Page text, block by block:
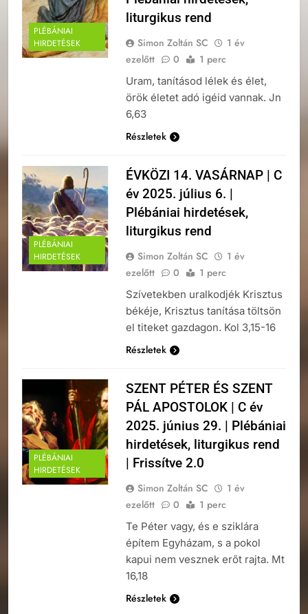
PLÉBÁNIAI
HIRDETÉSEK
liturgikus rend
Simon Zoltán SC
1 év
ezelőtt
0 1 perc
Uram, tanításod lélek és élet,
örök életet adó igéid vannak. Jn
6,63
Részletek
PLÉBÁNIAI
HIRDETÉSEK
ÉVKÖZI 14. VASÁRNAP | C
év 2025. július 6. |
Plébániai hirdetések,
liturgikus rend
Simon Zoltán SC
1 év
ezelőtt
0 1 perc
Szívetekben uralkodjék Krisztus
békéje, Krisztus tanítása töltsön
el titeket gazdagon. Kol 3,15-16
Részletek
PLÉBÁNIAI
HIRDETÉSEK
SZENT PÉTER ÉS SZENT
PÁL APOSTOLOK | C év
2025. június 29. | Plébániai
hirdetések, liturgikus rend
| Frissítve 2.0
Simon Zoltán SC
1 év
ezelőtt
0 1 perc
Te Péter vagy, és e sziklára
építem Egyházam, s a pokol
kapui nem vesznek erőt rajta. Mt
16,18
Részletek